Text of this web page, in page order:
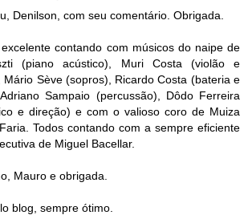
Denilson, com seu comentário. Obrigada.
contando com músicos do naipe de
(piano acústico), Muri Costa (violão e
Mário Sève (sopros), Ricardo Costa (bateria e
Sampaio (percussão), Dôdo Ferreira
e direção) e com o valioso coro de Muiza
Todos contando com a sempre eficiente
de Miguel Bacellar.
Mauro e obrigada.
blog, sempre ótimo.